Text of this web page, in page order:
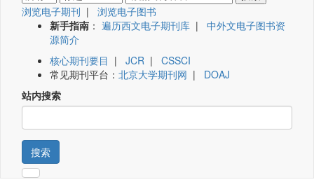
浏览电子期刊 | 浏览电子图书
新手指南 ： 遍历西文电子期刊库 | 中外文电子图书资
源简介
核心期刊要目 | JCR | CSSCI
常见期刊平台： 北京大学期刊网 | DOAJ
站内搜索
搜索